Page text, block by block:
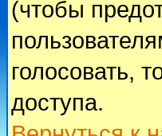
(чтобы
голосовать,
доступа.